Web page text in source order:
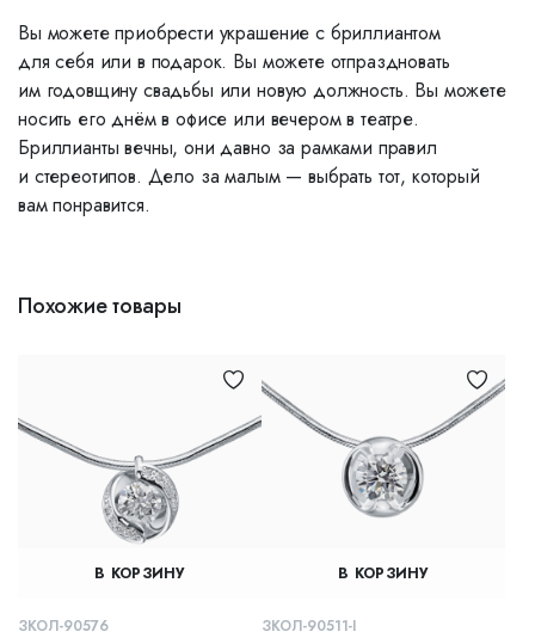
Вы можете приобрести украшение с бриллиантом
для себя или в подарок. Вы можете отпраздновать
им годовщину свадьбы или новую должность. Вы можете
носить его днём в офисе или вечером в театре.
Бриллианты вечны, они давно за рамками правил
и стереотипов. Дело за малым — выбрать тот, который
вам понравится.
Похожие товары
В КОРЗИНУ
ЗКОЛ-90576
В КОРЗИНУ
ЗКОЛ-90511-I